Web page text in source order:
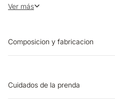
para para llevar en las ocasiones
Ver más
Composicion y fabricacion
Cuidados de la prenda